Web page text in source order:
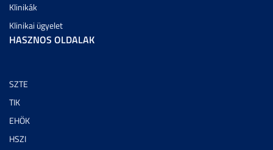
Klinikák
Klinikai ügyelet
HASZNOS OLDALAK
SZTE
TIK
EHÖK
HSZI